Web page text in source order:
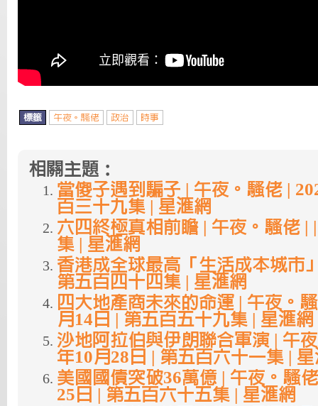
標籤 午夜。騷佬 政治 時事
相關主題：
當傻子遇到騙子 | 午夜。騷佬 |
百三十九集 | 星滙網
六四終極真相前瞻 | 午夜。騷佬 |
集 | 星滙網
香港成全球最高「生活成本城市
第五百四十四集 | 星滙網
四大地產商未來的命運 | 午夜。
月14日 | 第五百五十九集 | 星滙網
沙地阿拉伯與伊朗聯合軍演 | 午
年10月28日 | 第五百六十一集 |
美國國債突破36萬億 | 午夜。騷
25日 | 第五百六十五集 | 星滙網